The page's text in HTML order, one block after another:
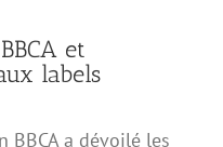
et
labels
BBCA a dévoilé les